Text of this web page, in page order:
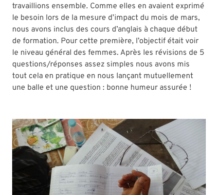
travaillions ensemble. Comme elles en avaient exprimé
le besoin lors de la mesure d’impact du mois de mars,
nous avons inclus des cours d’anglais à chaque début
de formation. Pour cette première, l’objectif était voir
le niveau général des femmes. Après les révisions de 5
questions/réponses assez simples nous avons mis
tout cela en pratique en nous lançant mutuellement
une balle et une question : bonne humeur assurée !